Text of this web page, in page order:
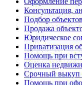
Консультация,
Подбор
Продажа
Юридическое
Приватизация
Помощь при
Оценка
Срочный выкуп
Помощь при